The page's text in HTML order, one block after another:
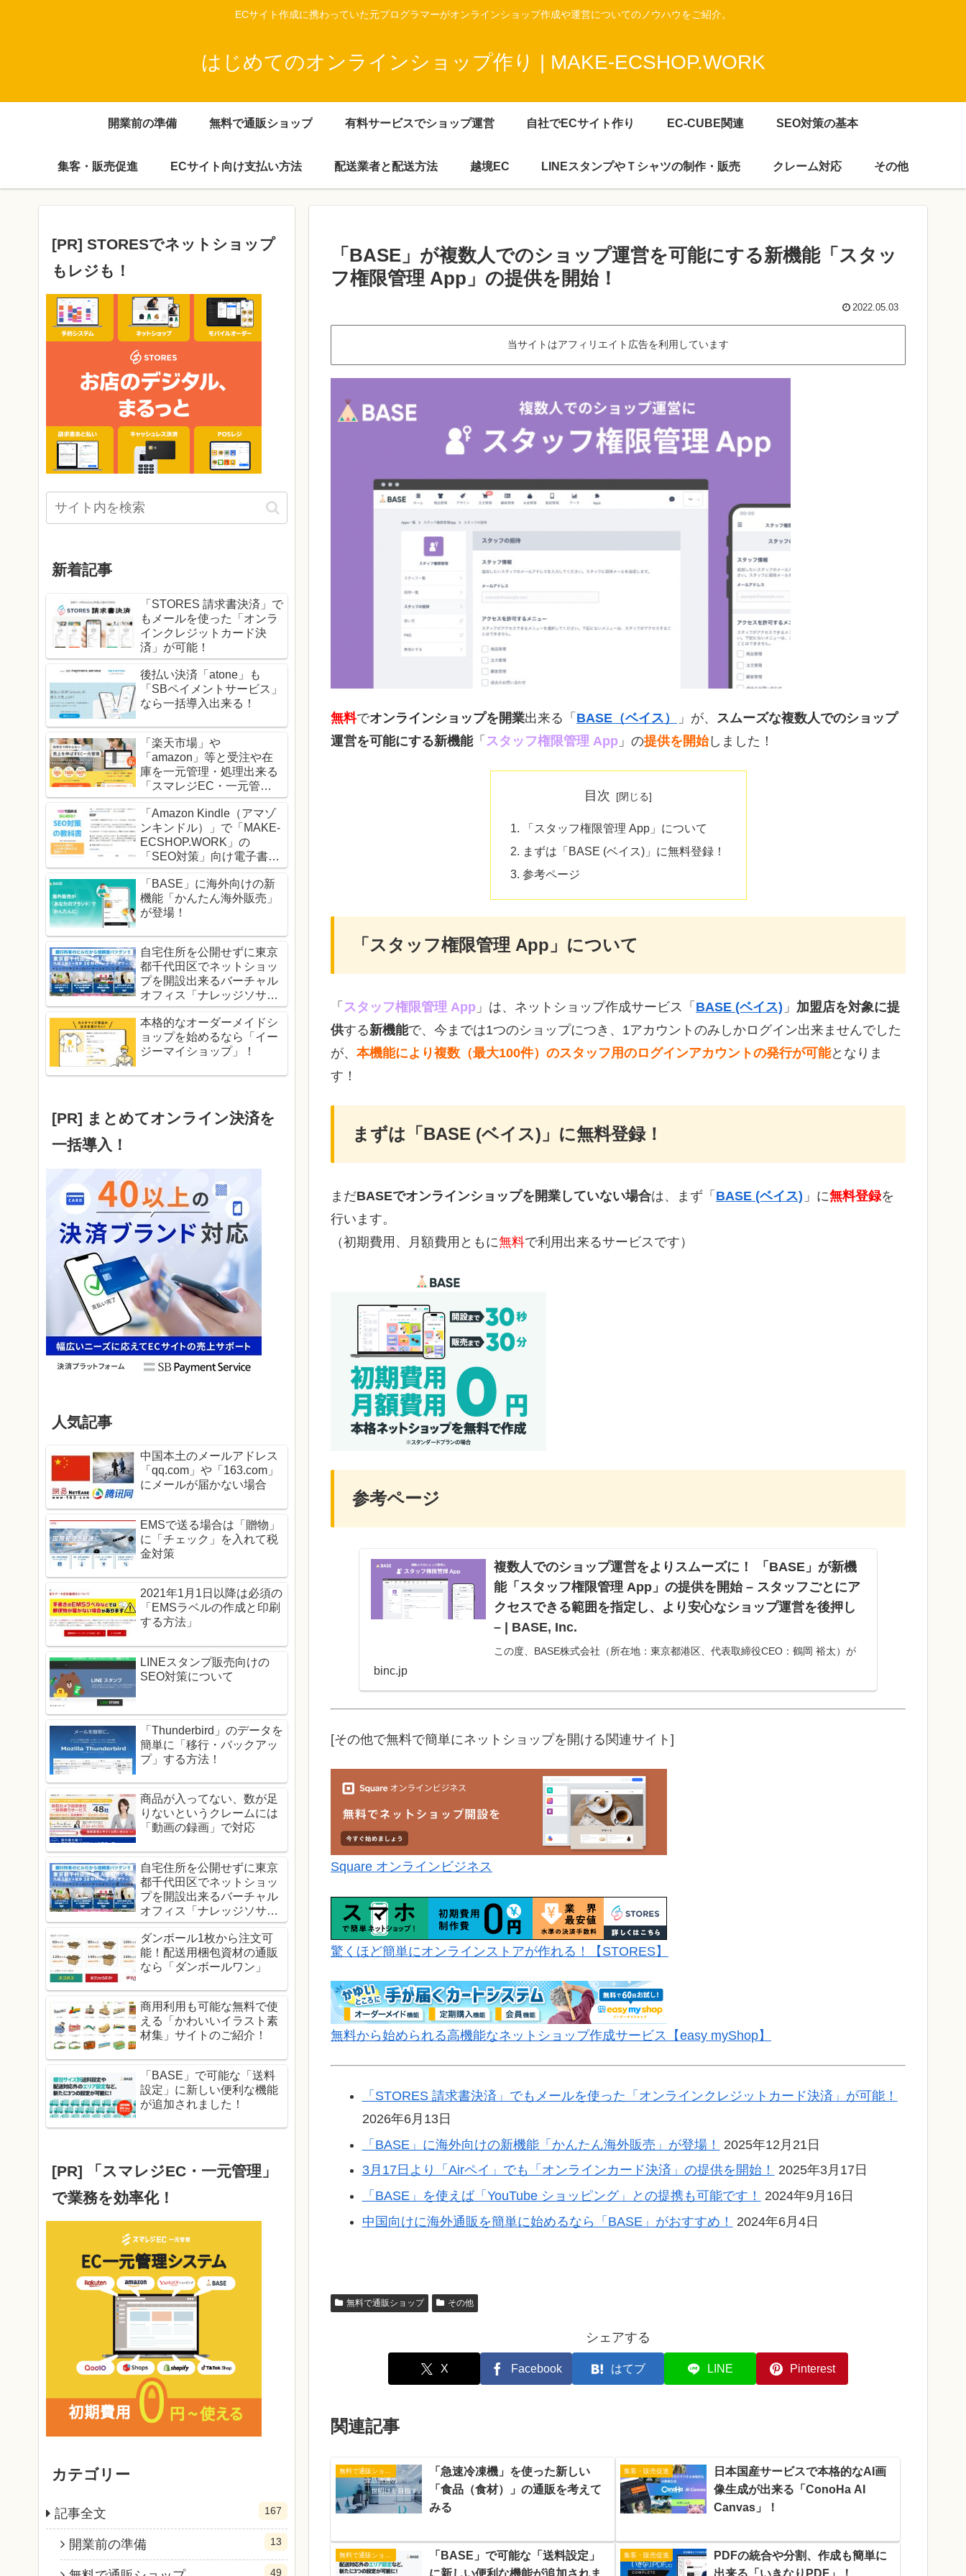
ECサイト作成に携わっていた元プログラマーがオンラインショップ作成や運営についてのノウハウをご紹介。
はじめてのオンラインショップ作り | MAKE-ECSHOP.WORK
開業前の準備 無料で通販ショップ 有料サービスでショップ運営 自社でECサイト作り EC-CUBE関連 SEO対策の基本
集客・販売促進 ECサイト向け支払い方法 配送業者と配送方法 越境EC LINEスタンプやＴシャツの制作・販売 クレーム対応 その他
「BASE」が複数人でのショップ運営を可能にする新機能「スタッ
フ権限管理 App」の提供を開始！
2022.05.03
当サイトはアフィリエイト広告を利用しています
無料でオンラインショップを開業出来る「 BASE（ベイス） 」が、 スムーズな複数人でのショップ
運営を可能にする新機能「 スタッフ権限管理 App 」の提供を開始しました！
目次
「スタッフ権限管理 App」について
まずは「BASE (ベイス)」に無料登録！
参考ページ
「スタッフ権限管理 App」について
「 スタッフ権限管理 App 」は、ネットショップ作成サービス「 BASE (ベイス) 」 加盟店を対象に提
供する新機能で、今までは1つのショップにつき、1アカウントのみしかログイン出来ませんでした
が、 本機能により複数（最大100件）のスタッフ用のログインアカウントの発行が可能となりま
す！
まずは「BASE (ベイス)」に無料登録！
まだBASEでオンラインショップを開業していない場合は、まず「 BASE (ベイス) 」に無料登録を
行います。
（初期費用、月額費用ともに無料で利用出来るサービスです）
参考ページ
複数人でのショップ運営をよりスムーズに！ 「BASE」が新機
能「スタッフ権限管理 App」の提供を開始 – スタッフごとにア
クセスできる範囲を指定し、より安心なショップ運営を後押し
– | BASE, Inc.
この度、BASE株式会社（所在地：東京都港区、代表取締役CEO：鶴岡 裕太）が
binc.jp
[その他で無料で簡単にネットショップを開ける関連サイト]
Square オンラインビジネス
驚くほど簡単にオンラインストアが作れる！【STORES】
無料から始められる高機能なネットショップ作成サービス【easy myShop】
「STORES 請求書決済」でもメールを使った「オンラインクレジットカード決済」が可能！
2026年6月13日
「BASE」に海外向けの新機能「かんたん海外販売」が登場！
2025年12月21日
3月17日より「Airペイ」でも「オンラインカード決済」の提供を開始！
2025年3月17日
「BASE」を使えば「YouTube ショッピング」との提携も可能です！
2024年9月16日
中国向けに海外通販を簡単に始めるなら「BASE」がおすすめ！
2024年6月4日
無料で通販ショップ その他
シェアする
X Facebook はてブ LINE Pinterest
関連記事
無料で通販ショップ
「急速冷凍機」を使った新しい
「食品（食材）」の通販を考えて
みる
集客・販売促進
日本国産サービスで本格的なAI画
像生成が出来る「ConoHa AI
Canvas」！
無料で通販ショップ
「BASE」で可能な「送料設定」
集客・販売促進
PDFの統合や分割、作成も簡単に
[PR] STORESでネットショップ
もレジも！
新着記事
「STORES 請求書決済」で
もメールを使った「オンラ
インクレジットカード決
済」が可能！
後払い決済「atone」も
「SBペイメントサービス」
なら一括導入出来る！
「楽天市場」や
「amazon」等と受注や在
庫を一元管理・処理出来る
「スマレジEC・一元管
理」！
「Amazon Kindle（アマゾ
ンキンドル）」で「MAKE-
ECSHOP.WORK」の
「SEO対策」向け電子書籍
の販売を開始！
「BASE」に海外向けの新
機能「かんたん海外販売」
が登場！
自宅住所を公開せずに東京
都千代田区でネットショッ
プを開設出来るバーチャル
オフィス「ナレッジソサエ
ティ」！
本格的なオーダーメイドシ
ョップを始めるなら「イー
ジーマイショップ」！
[PR] まとめてオンライン決済を
一括導入！
人気記事
中国本土のメールアドレス
「qq.com」や「163.com」
にメールが届かない場合
EMSで送る場合は「贈物」
に「チェック」を入れて税
金対策
2021年1月1日以降は必須の
「EMSラベルの作成と印刷
する方法」
LINEスタンプ販売向けの
SEO対策について
「Thunderbird」のデータを
簡単に「移行・バックアッ
プ」する方法！
商品が入ってない、数が足
りないというクレームには
「動画の録画」で対応
自宅住所を公開せずに東京
都千代田区でネットショッ
プを開設出来るバーチャル
オフィス「ナレッジソサエ
ティ」！
ダンボール1枚から注文可
能！配送用梱包資材の通販
なら「ダンボールワン」
商用利用も可能な無料で使
える「かわいいイラスト素
材集」サイトのご紹介！
「BASE」で可能な「送料
設定」に新しい便利な機能
が追加されました！
[PR] 「スマレジEC・一元管理」
で業務を効率化！
カテゴリー
記事全文 167
開業前の準備 13
49